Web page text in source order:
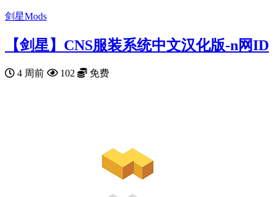
剑星Mods
【剑星】CNS服装系统中文汉化版-n网ID
4 周前 102 免费